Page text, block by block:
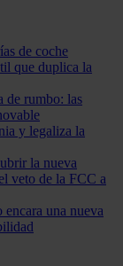
de coche
que duplica la
de rumbo: las
y legaliza la
la nueva
veto de la FCC a
una nueva